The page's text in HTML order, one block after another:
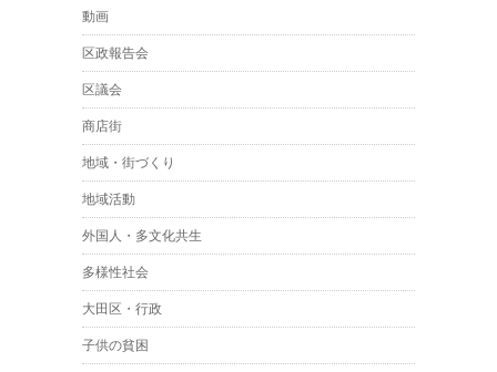
動画
区政報告会
区議会
商店街
地域・街づくり
地域活動
外国人・多文化共生
多様性社会
大田区・行政
子供の貧困